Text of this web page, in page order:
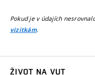
Pokud je v údajích
vizitkám.
ŽIVOT NA VUT